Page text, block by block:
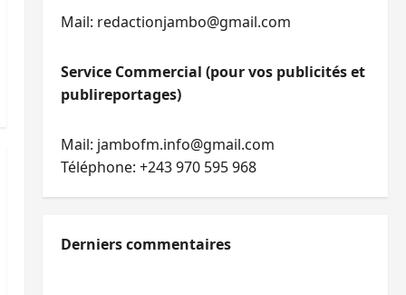
Mail: redactionjambo@gmail.com
Service Commercial (pour vos publicités et
publireportages)
Mail: jambofm.info@gmail.com
Téléphone: +243 970 595 968
Derniers commentaires